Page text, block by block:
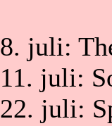
8. juli:
11. juli:
22. juli: